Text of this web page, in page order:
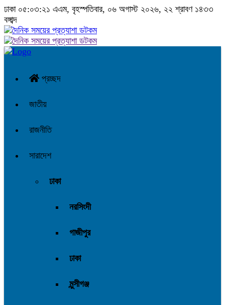
ঢাকা ০৫:০৩:২১ এএম, বৃহস্পতিবার, ০৬ অগাস্ট ২০২৬, ২২ শ্রাবণ ১৪৩৩
বঙ্গাব্দ
প্রচ্ছদ
জাতীয়
রাজনীতি
সারাদেশ
ঢাকা
নরসিংদী
গাজীপুর
ঢাকা
মুন্সীগঞ্জ